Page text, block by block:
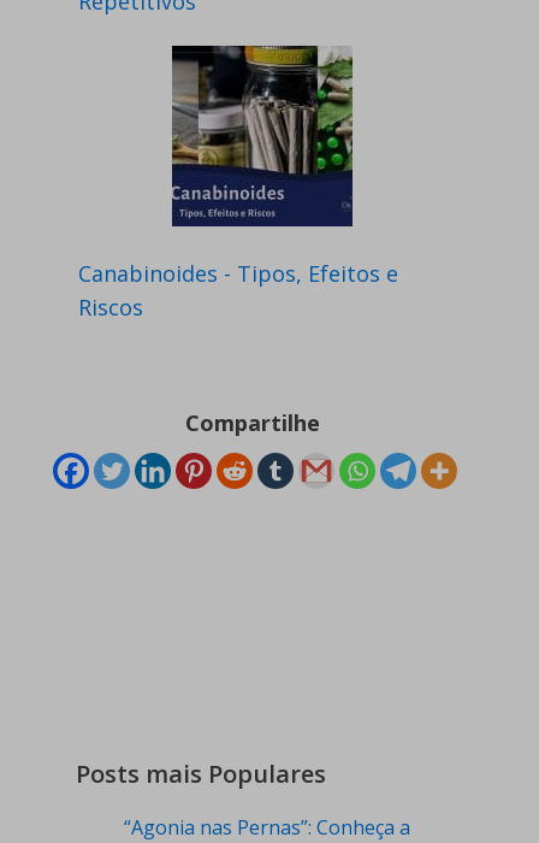
Canabinoides - Tipos, Efeitos e
Riscos
Compartilhe
Posts mais Populares
“Agonia nas Pernas”: Conheça a